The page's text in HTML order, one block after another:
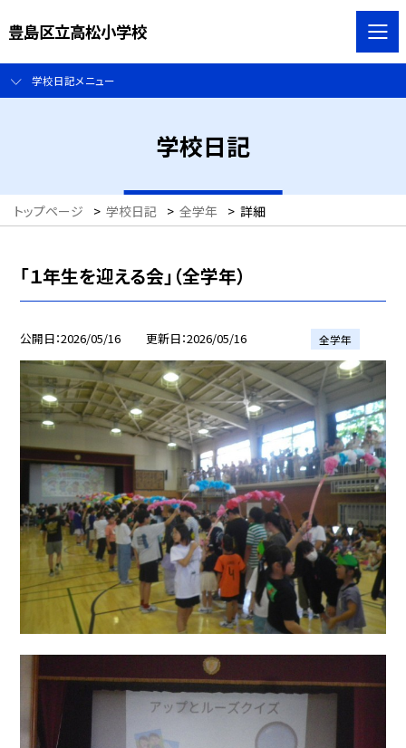
豊島区立高松小学校
学校日記メニュー
学校日記
トップページ > 学校日記 > 全学年 > 詳細
「１年生を迎える会」（全学年）
公開日 2026/05/16 更新日 2026/05/16 全学年